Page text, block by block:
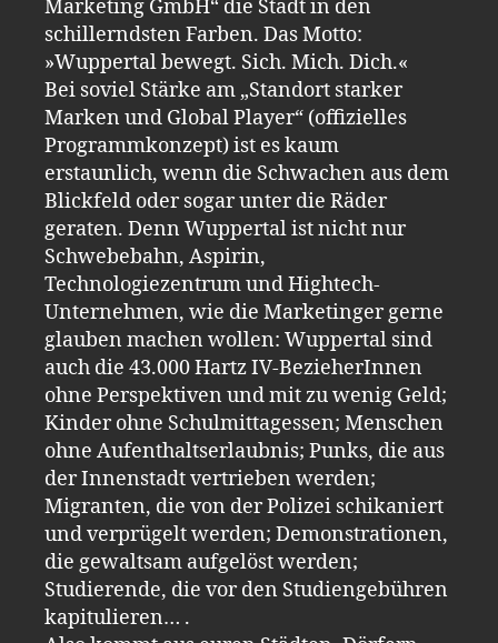
Marketing GmbH“ die Stadt in den
schillerndsten Farben. Das Motto:
»Wuppertal bewegt. Sich. Mich. Dich.«
Bei soviel Stärke am „Standort starker
Marken und Global Player“ (offizielles
Programmkonzept) ist es kaum
erstaunlich, wenn die Schwachen aus dem
Blickfeld oder sogar unter die Räder
geraten. Denn Wuppertal ist nicht nur
Schwebebahn, Aspirin,
Technologiezentrum und Hightech-
Unternehmen, wie die Marketinger gerne
glauben machen wollen: Wuppertal sind
auch die 43.000 Hartz IV-BezieherInnen
ohne Perspektiven und mit zu wenig Geld;
Kinder ohne Schulmittagessen; Menschen
ohne Aufenthaltserlaubnis; Punks, die aus
der Innenstadt vertrieben werden;
Migranten, die von der Polizei schikaniert
und verprügelt werden; Demonstrationen,
die gewaltsam aufgelöst werden;
Studierende, die vor den Studiengebühren
kapitulieren… .